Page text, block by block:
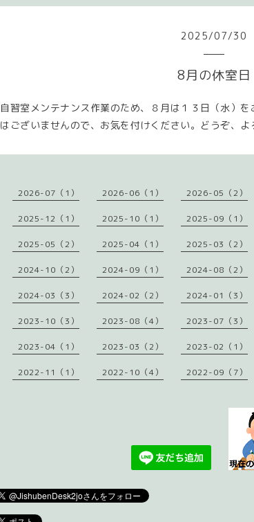
2025/07/30
8月の休室日
自習室メンテナンス作業のため、８月は１３日（水）
はございませんので、お気を付けください。どうぞ、よ
2026-07（1） 2026-06（1） 2026-05（2）
2025-12（1） 2025-10（1） 2025-09（1）
2025-05（2） 2025-04（1） 2025-03（2）
2024-10（2） 2024-09（1） 2024-08（2）
2024-03（3） 2024-02（2） 2024-01（3）
2023-10（3） 2023-08（4） 2023-07（3）
2023-04（1） 2023-03（2） 2023-02（1）
2022-11（1） 2022-10（4） 2022-09（7）